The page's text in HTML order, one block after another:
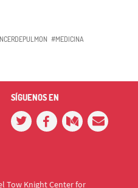
#MEDICINA
SÍGUENOS EN
Tow Knight Center for